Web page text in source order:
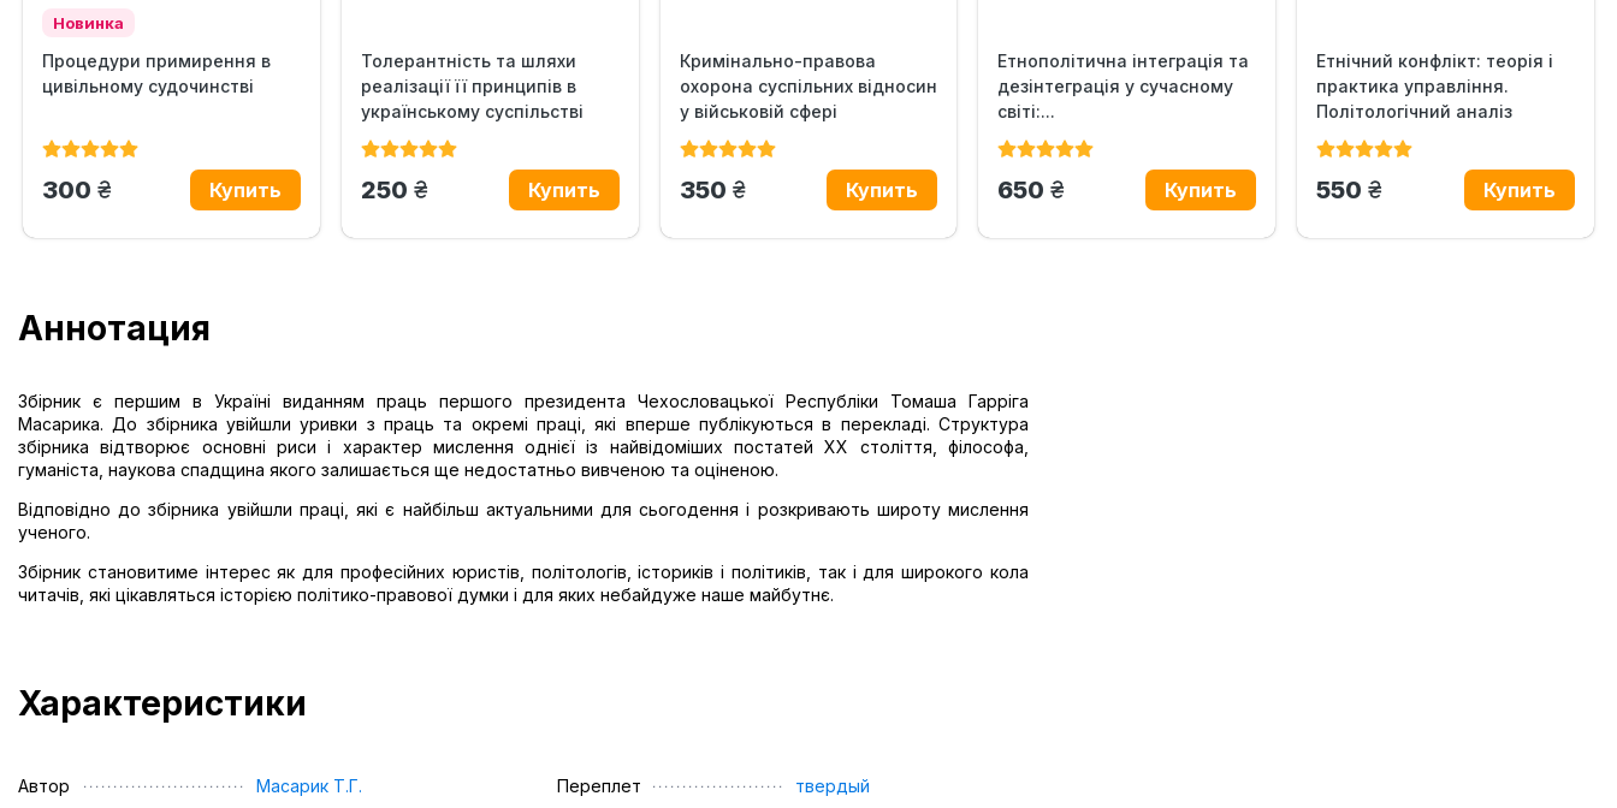
Новинка
Процедури примирення в
цивільному судочинстві
300 грн.
Толерантність та шляхи
реалізації її принципів в
українському суспільстві
250 грн.
Кримінально-правова
охорона суспільних відносин
у військовій сфері
350 грн.
Етнополітична інтеграція та
дезінтеграція у сучасному
світі:...
650 грн.
Етнічний конфлікт: теорія і
практика управління.
Політологічний аналіз
550 грн.
Аннотация
Збірник є першим в Україні виданням праць першого президента Чехословацької Республіки Томаша Гарріга
Масарика. До збірника увійшли уривки з праць та окремі праці, які вперше публікуються в перекладі. Структура
збірника відтворює основні риси і характер мислення однієї із найвідоміших постатей ХХ століття, філософа,
гуманіста, наукова спадщина якого залишається ще недостатньо вивченою та оціненою.
Відповідно до збірника увійшли праці, які є найбільш актуальними для сьогодення і розкривають широту мислення
ученого.
Збірник становитиме інтерес як для професійних юристів, політологів, істориків і політиків, так і для широкого кола
читачів, які цікавляться історією політико-правової думки і для яких небайдуже наше майбутнє.
Характеристики
Автор
Масарик Т.Г.
Переплет
твердый